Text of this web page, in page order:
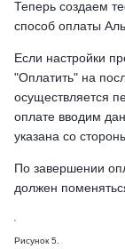
Теперь создаем
способ оплаты
Если настройки
"Оплатить" на
осуществляется
оплате вводим
указана со
По завершении
должен
Рисунок 5.